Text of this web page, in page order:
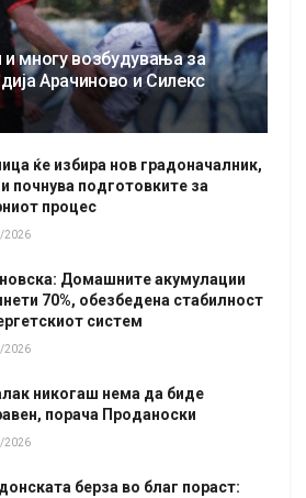
и многу возбудувања за
Арачиново и Силекс
ќе избира нов градоначалник,
почнува подготовките за
процес
2026
Домашните акумулации
70%, обезбедена стабилност
систем
2026
никогаш нема да биде
порача Проданоски
2026
берза во благ пораст: